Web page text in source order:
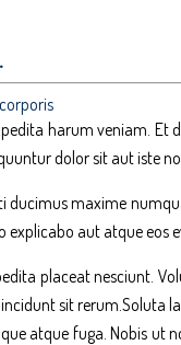
corporis
harum veniam.
dolor sit aut iste
ducimus maxime
explicabo aut atque eos
placeat nesciunt.
sit rerum.Soluta
atque fuga. Nobis